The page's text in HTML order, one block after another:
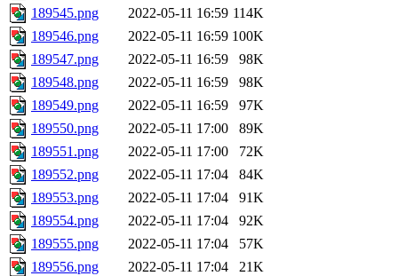
189545.png
2022-05-11 16:59 114K
189546.png
2022-05-11 16:59 100K
189547.png
2022-05-11 16:59
98K
189548.png
2022-05-11 16:59
98K
189549.png
2022-05-11 16:59
97K
189550.png
2022-05-11 17:00
89K
189551.png
2022-05-11 17:00
72K
189552.png
2022-05-11 17:04
84K
189553.png
2022-05-11 17:04
91K
189554.png
2022-05-11 17:04
92K
189555.png
2022-05-11 17:04
57K
189556.png
2022-05-11 17:04
21K